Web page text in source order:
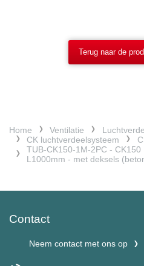
Terug naar de
Home Ventilatie
CK luchtverdeelsysteem
TUB-CK150-1M-2PC -
L1000mm - met deksels
Contact
Neem contact met ons op